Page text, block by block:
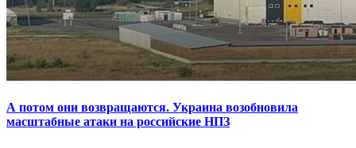
А потом они возвращаются. Украина возобновила
масштабные атаки на российские НПЗ